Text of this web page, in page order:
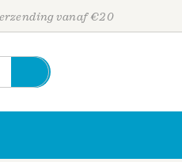
vanaf €20